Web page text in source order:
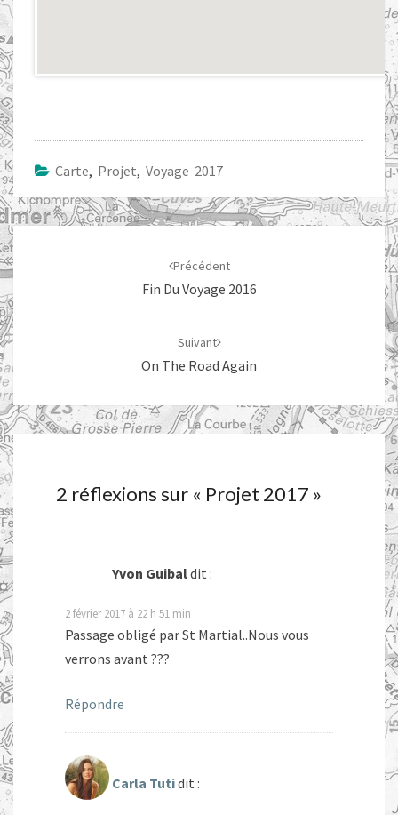
Carte, Projet, Voyage 2017
Navigation
d'article
Précédent
Fin Du Voyage 2016
Suivant
On The Road Again
2 réflexions sur « Projet 2017 »
Yvon Guibaldit :
2 février 2017 à 22 h 51 min
Passage obligé par St Martial..Nous vous
verrons avant ???
Répondre
Carla Tutidit :